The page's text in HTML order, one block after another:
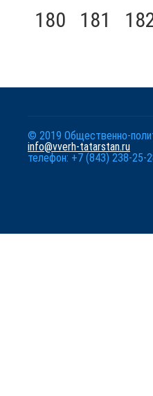
180
181
© 2019 Общественно-
info@vverh-tatarstan.ru
телефон: +7 (843) 238-25-